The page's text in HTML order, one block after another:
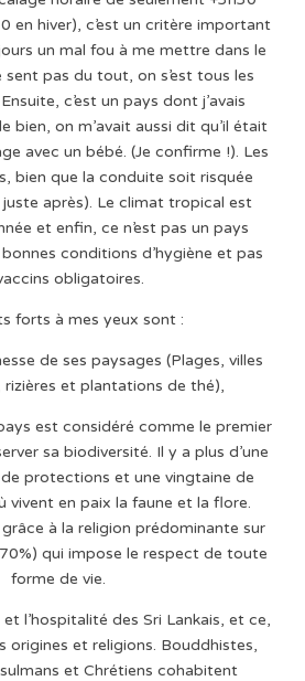
en hiver), c’est un critère important
un mal fou à me mettre dans le
pas du tout, on s’est tous les
c’est un pays dont j’avais
bien, on m’avait aussi dit qu’il était
avec un bébé. (Je confirme !). Les
bien que la conduite soit risquée
juste après). Le climat tropical est
et enfin, ce n’est pas un pays
conditions d’hygiène et pas
obligatoires.
forts à mes yeux sont :
de ses paysages (Plages, villes
et plantations de thé),
est considéré comme le premier
sa biodiversité. Il y a plus d’une
protections et une vingtaine de
vivent en paix la faune et la flore.
à la religion prédominante sur
qui impose le respect de toute
forme de vie.
et l’hospitalité des Sri Lankais, et ce,
origines et religions. Bouddhistes,
et Chrétiens cohabitent